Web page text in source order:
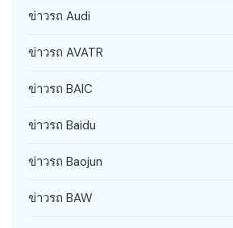
ข่าวรถ Audi
ข่าวรถ AVATR
ข่าวรถ BAIC
ข่าวรถ Baidu
ข่าวรถ Baojun
ข่าวรถ BAW